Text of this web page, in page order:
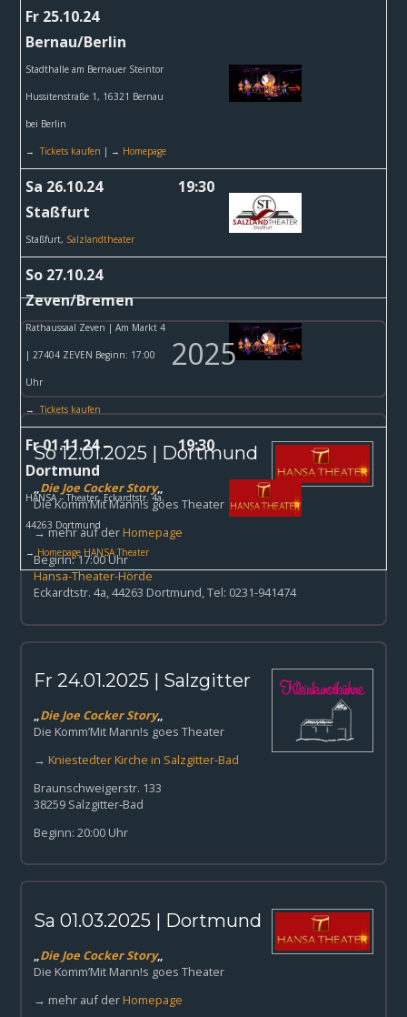
Fr 25.10.24
Bernau/Berlin
Stadthalle am Bernauer Steintor
Hussitenstraße 1, 16321 Bernau
bei Berlin
→ Tickets kaufen | → Homepage
Sa 26.10.24
Staßfurt
Staßfurt, Salzlandtheater
19:30
So 27.10.24
Zeven/Bremen
Rathaussaal Zeven | Am Markt 4
| 27404 ZEVEN Beginn: 17:00
Uhr
→ Tickets kaufen
Fr 01.11.24 –
Dortmund
HANSA – Theater,Eckardtstr. 4a,
44263 Dortmund
→ Homepage HANSA Theater
19:30
2025
So 12.01.2025 | Dortmund
„Die Joe Cocker Story„
Die Komm’Mit Mann!s goes Theater
→ mehr auf derHomepage
Beginn: 17:00 Uhr
Hansa-Theater-Hörde
Eckardtstr. 4a, 44263 Dortmund, Tel: 0231-941474
Fr 24.01.2025 | Salzgitter
„Die Joe Cocker Story„
Die Komm’Mit Mann!s goes Theater
→Kniestedter Kirche in Salzgitter-Bad
Braunschweigerstr. 133
38259 Salzgitter-Bad
Beginn: 20:00 Uhr
Sa 01.03.2025 | Dortmund
„Die Joe Cocker Story„
Die Komm’Mit Mann!s goes Theater
→ mehr auf derHomepage